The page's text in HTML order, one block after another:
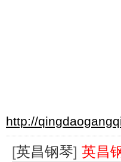
http://
[英昌钢琴] 英昌